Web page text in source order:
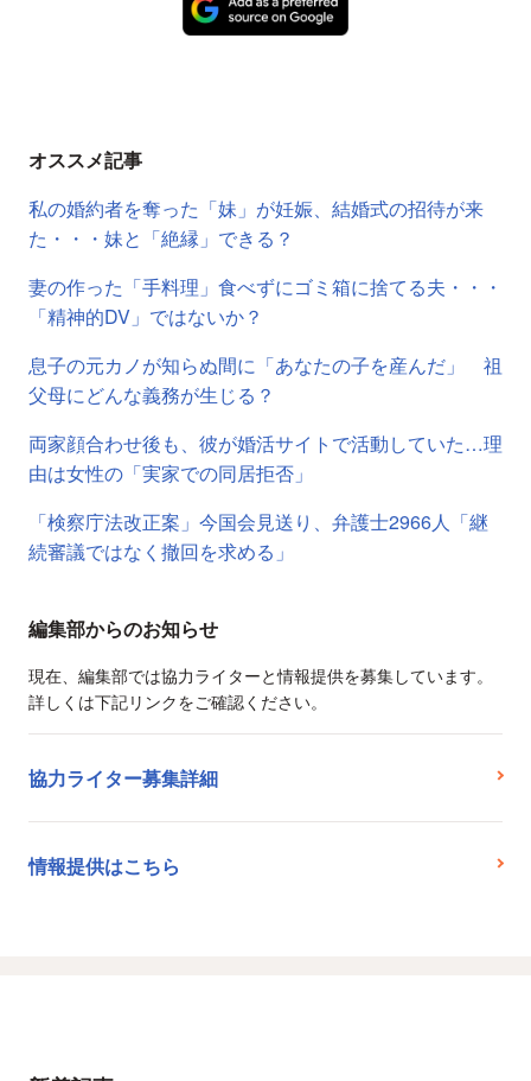
オススメ記事
私の婚約者を奪った「妹」が妊娠、結婚式の招待が来
た・・・妹と「絶縁」できる？
妻の作った「手料理」食べずにゴミ箱に捨てる夫・・・
「精神的DV」ではないか？
息子の元カノが知らぬ間に「あなたの子を産んだ」 祖
父母にどんな義務が生じる？
両家顔合わせ後も、彼が婚活サイトで活動していた…理
由は女性の「実家での同居拒否」
「検察庁法改正案」今国会見送り、弁護士2966人「継
続審議ではなく撤回を求める」
編集部からのお知らせ
現在、編集部では協力ライターと情報提供を募集しています。
詳しくは下記リンクをご確認ください。
協力ライター募集詳細
情報提供はこちら